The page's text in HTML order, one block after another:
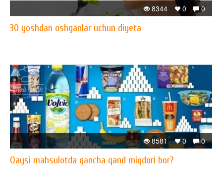
0
0
8344
30 yoshdan oshganlar uchun diyeta
0
0
8581
Qaysi mahsulotda qancha qand miqdori bor?